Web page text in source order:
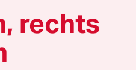
türkische
der Eindruck,
rechts